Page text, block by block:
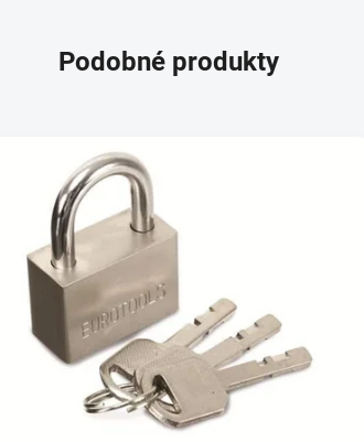
Podobné produkty